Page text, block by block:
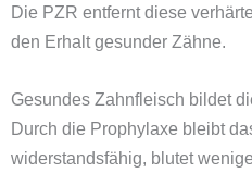
Die PZR entfernt diese
den Erhalt gesunder Zähne.
Gesundes Zahnfleisch bildet
Durch die Prophylaxe bleibt
widerstandsfähig, blutet